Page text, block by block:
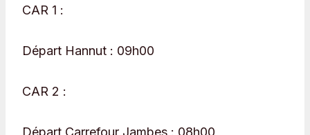
CAR 1 :
Départ Hannut : 09h00
CAR 2 :